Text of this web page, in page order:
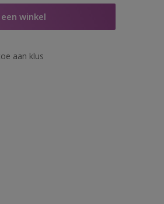
winkel
aan klus